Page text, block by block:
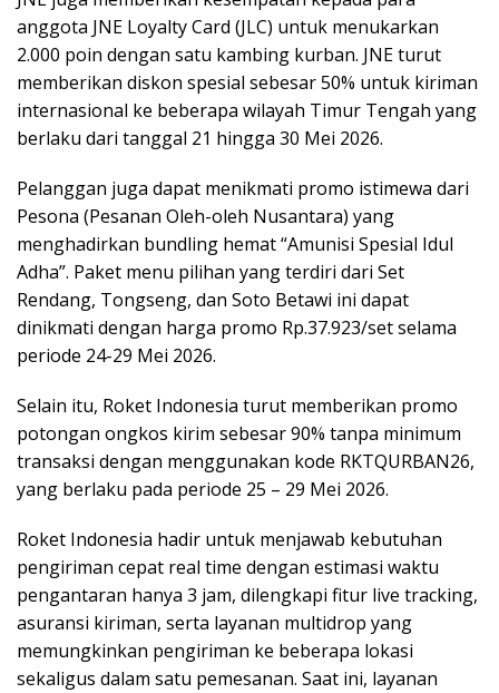
anggota JNE Loyalty Card (JLC) untuk menukarkan
2.000 poin dengan satu kambing kurban. JNE turut
memberikan diskon spesial sebesar 50% untuk kiriman
internasional ke beberapa wilayah Timur Tengah yang
berlaku dari tanggal 21 hingga 30 Mei 2026.
Pelanggan juga dapat menikmati promo istimewa dari
Pesona (Pesanan Oleh-oleh Nusantara) yang
menghadirkan bundling hemat “Amunisi Spesial Idul
Adha”. Paket menu pilihan yang terdiri dari Set
Rendang, Tongseng, dan Soto Betawi ini dapat
dinikmati dengan harga promo Rp.37.923/set selama
periode 24-29 Mei 2026.
Selain itu, Roket Indonesia turut memberikan promo
potongan ongkos kirim sebesar 90% tanpa minimum
transaksi dengan menggunakan kode RKTQURBAN26,
yang berlaku pada periode 25 – 29 Mei 2026.
Roket Indonesia hadir untuk menjawab kebutuhan
pengiriman cepat real time dengan estimasi waktu
pengantaran hanya 3 jam, dilengkapi fitur live tracking,
asuransi kiriman, serta layanan multidrop yang
memungkinkan pengiriman ke beberapa lokasi
sekaligus dalam satu pemesanan. Saat ini, layanan